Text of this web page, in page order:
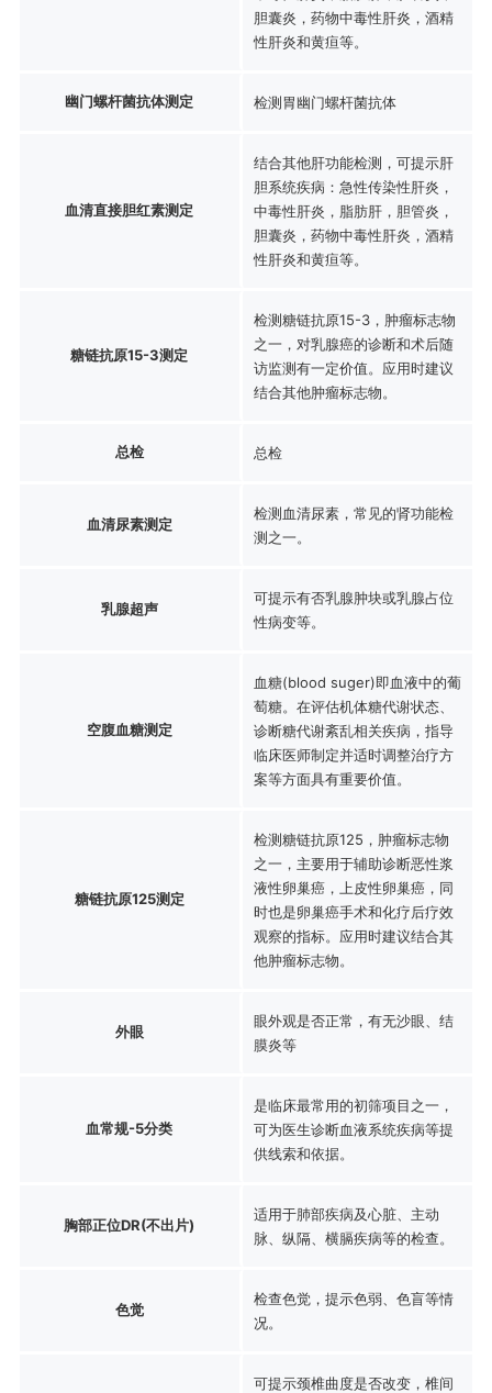
胆囊炎，药物中毒性肝炎，酒精
性肝炎和黄疸等。
幽门螺杆菌抗体测定 检测胃幽门螺杆菌抗体
血清直接胆红素测定
结合其他肝功能检测，可提示肝
胆系统疾病：急性传染性肝炎，
中毒性肝炎，脂肪肝，胆管炎，
胆囊炎，药物中毒性肝炎，酒精
性肝炎和黄疸等。
糖链抗原15-3测定
检测糖链抗原15-3，肿瘤标志物
之一，对乳腺癌的诊断和术后随
访监测有一定价值。应用时建议
结合其他肿瘤标志物。
总检 总检
血清尿素测定
检测血清尿素，常见的肾功能检
测之一。
乳腺超声
可提示有否乳腺肿块或乳腺占位
性病变等。
空腹血糖测定
血糖(blood suger)即血液中的葡
萄糖。在评估机体糖代谢状态、
诊断糖代谢紊乱相关疾病，指导
临床医师制定并适时调整治疗方
案等方面具有重要价值。
糖链抗原125测定
检测糖链抗原125，肿瘤标志物
之一，主要用于辅助诊断恶性浆
液性卵巢癌，上皮性卵巢癌，同
时也是卵巢癌手术和化疗后疗效
观察的指标。应用时建议结合其
他肿瘤标志物。
外眼
眼外观是否正常，有无沙眼、结
膜炎等
血常规-5分类
是临床最常用的初筛项目之一，
可为医生诊断血液系统疾病等提
供线索和依据。
胸部正位DR(不出片)
适用于肺部疾病及心脏、主动
脉、纵隔、横膈疾病等的检查。
色觉
检查色觉，提示色弱、色盲等情
况。
可提示颈椎曲度是否改变，椎间